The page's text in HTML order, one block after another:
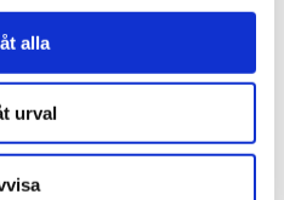
alla
urval